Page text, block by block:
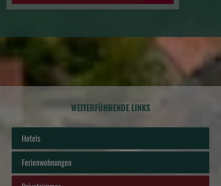
WEITERFÜHRENDE LINKS
Hotels
Ferienwohnungen